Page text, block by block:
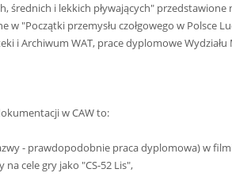
średnich i lekkich pływających" przedstawione
"Początki przemysłu czołgowego w Polsce
i Archiwum WAT, prace dyplomowe Wydziału
w CAW to:
- prawdopodobnie praca dyplomowa) w
cele gry jako "CS-52 Lis",